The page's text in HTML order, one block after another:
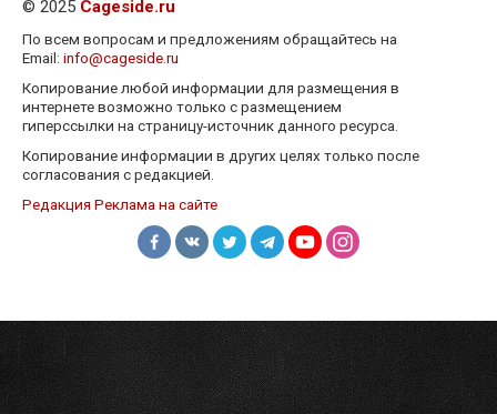
© 2025 Cageside.ru
По всем вопросам и предложениям обращайтесь на
Email: info@cageside.ru
Копирование любой информации для размещения в
интернете возможно только с размещением
гиперссылки на страницу-источник данного ресурса.
Копирование информации в других целях только после
согласования с редакцией.
Редакция Реклама на сайте